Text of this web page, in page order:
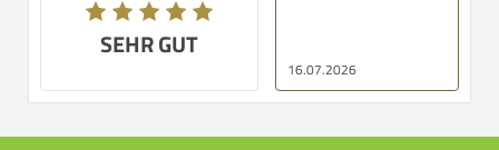
SEHR GUT
16.07.2026